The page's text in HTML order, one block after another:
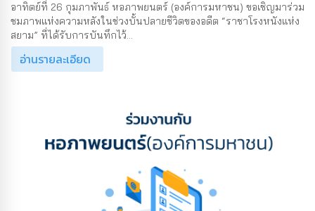
อาทิตย์ที่ 26 กุมภาพันธ์ หอภาพยนตร์ (องค์การมหาชน) ขอเชิญมาร่วม
ชมภาพแห่งความหลังในช่วงบั้นปลายชีวิตของอดีต “ราชาโรงหนังแห่ง
สยาม” ที่ได้รับการบันทึกไว้...
อ่านรายละเอียด